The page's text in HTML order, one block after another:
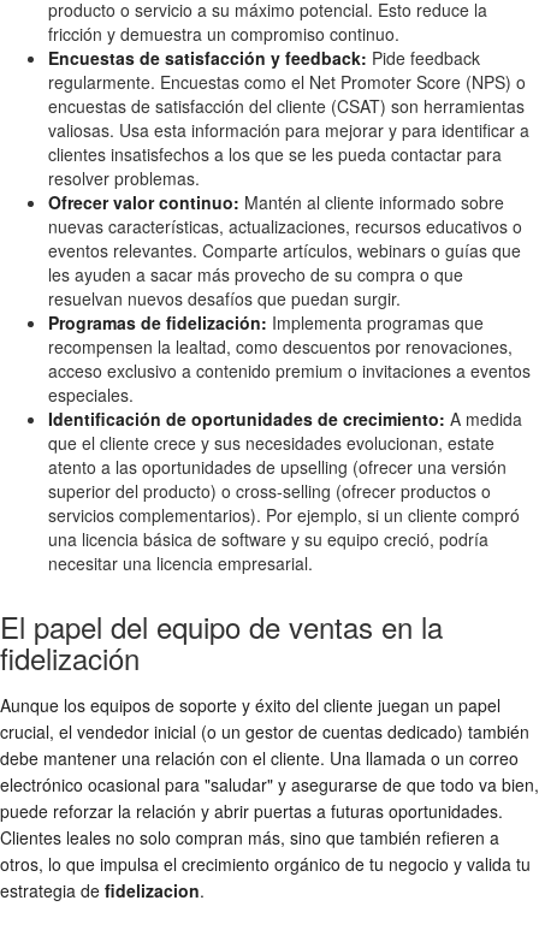
producto o servicio a su máximo potencial. Esto reduce la
fricción y demuestra un compromiso continuo.
Encuestas de satisfacción y feedback: Pide feedback
regularmente. Encuestas como el Net Promoter Score (NPS) o
encuestas de satisfacción del cliente (CSAT) son herramientas
valiosas. Usa esta información para mejorar y para identificar a
clientes insatisfechos a los que se les pueda contactar para
resolver problemas.
Ofrecer valor continuo: Mantén al cliente informado sobre
nuevas características, actualizaciones, recursos educativos o
eventos relevantes. Comparte artículos, webinars o guías que
les ayuden a sacar más provecho de su compra o que
resuelvan nuevos desafíos que puedan surgir.
Programas de fidelización: Implementa programas que
recompensen la lealtad, como descuentos por renovaciones,
acceso exclusivo a contenido premium o invitaciones a eventos
especiales.
Identificación de oportunidades de crecimiento: A medida
que el cliente crece y sus necesidades evolucionan, estate
atento a las oportunidades de upselling (ofrecer una versión
superior del producto) o cross-selling (ofrecer productos o
servicios complementarios). Por ejemplo, si un cliente compró
una licencia básica de software y su equipo creció, podría
necesitar una licencia empresarial.
El papel del equipo de ventas en la
fidelización
Aunque los equipos de soporte y éxito del cliente juegan un papel
crucial, el vendedor inicial (o un gestor de cuentas dedicado) también
debe mantener una relación con el cliente. Una llamada o un correo
electrónico ocasional para "saludar" y asegurarse de que todo va bien,
puede reforzar la relación y abrir puertas a futuras oportunidades.
Clientes leales no solo compran más, sino que también refieren a
otros, lo que impulsa el crecimiento orgánico de tu negocio y valida tu
estrategia de fidelizacion.